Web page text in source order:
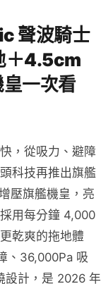
聲波騎士
＋4.5cm
一次看
，從吸力、避障
科技再推出旗艦
壓旗艦機皇，亮
用每分鐘 4,000
乾爽的拖地體
、36,000Pa 吸
設計，是 2026 年